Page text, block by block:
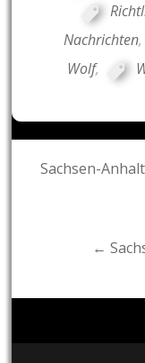
Nachrichten,
Wolf,
Post
Sachsen-
←